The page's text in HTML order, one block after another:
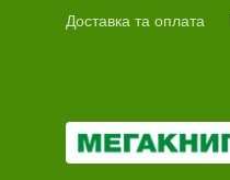
Доставка та оплата